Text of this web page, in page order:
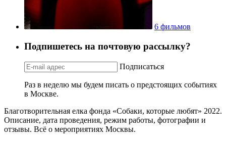
6 фильмов
Подпишетесь на почтовую рассылку?
Подписаться
Раз в неделю мы будем писать о предстоящих событиях
в Москве.
Благотворительная елка фонда «Собаки, которые любят» 2022.
Описание, дата проведения, режим работы, фотографии и
отзывы. Всё о мероприятиях Москвы.